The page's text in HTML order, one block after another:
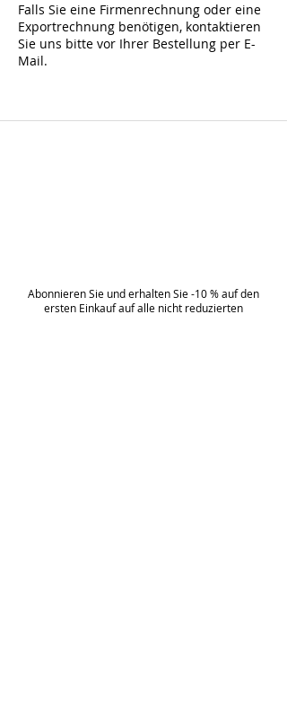
Falls Sie eine Firmenrechnung oder eine
Exportrechnung benötigen, kontaktieren
Sie uns bitte vor Ihrer Bestellung per E-
Mail.
Abonnieren Sie und erhalten Sie -10 % auf den
ersten Einkauf auf alle nicht reduzierten